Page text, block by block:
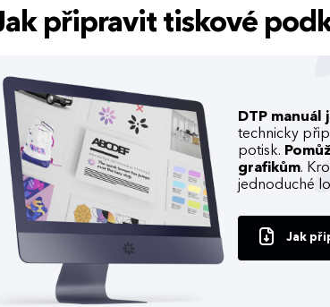
připravit tiskové
DTP manuál
technicky
potisk.
grafikům.
jednoduché
Jak